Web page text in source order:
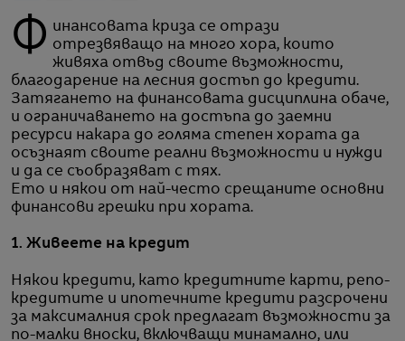
Финансовата криза се отрази отрезвяващо на много хора, които
живяха отвъд своите възможности,
благодарение на лесния достъп до кредити.
Затягането на финансовата дисциплина обаче,
и ограничаването на достъпа до заемни
ресурси накара до голяма степен хората да
осъзнаят своите реални възможности и нужди
и да се съобразяват с тях.
Ето и някои от най-често срещаните основни
финансови грешки при хората.
1. Живеете на кредит
Някои кредити, като кредитните карти, репо-
кредитите и ипотечните кредити разсрочени
за максималния срок предлагат възможности за
по-малки вноски, включващи минамално, или